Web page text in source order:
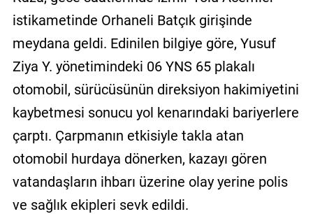
istikametinde Orhaneli Batçık girişinde
meydana geldi. Edinilen bilgiye göre, Yusuf
Ziya Y. yönetimindeki 06 YNS 65 plakalı
otomobil, sürücüsünün direksiyon hakimiyetini
kaybetmesi sonucu yol kenarındaki bariyerlere
çarptı. Çarpmanın etkisiyle takla atan
otomobil hurdaya dönerken, kazayı gören
vatandaşların ihbarı üzerine olay yerine polis
ve sağlık ekipleri sevk edildi.